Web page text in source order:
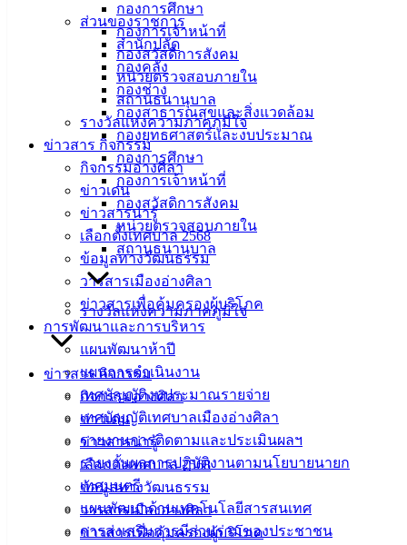
กองการศึกษา
กองการเจ้าหน้าที่
กองสวัสดิการสังคม
หน่วยตรวจสอบภายใน
สถานธนานุบาล
รางวัลแห่งความภาคภูมิใจ
ข่าวสาร กิจกรรม
กิจกรรมอ่างศิลา
ข่าวเด่น
ข่าวสารน่ารู้
เลือกตั้งเทศบาล 2568
ข้อมูลทางวัฒนธรรม
วารสารเมืองอ่างศิลา
ข่าวสารเพื่อคุ้มครองผู้บริโภค
การพัฒนาและการบริหาร
แผนพัฒนาห้าปี
แผนการดำเนินงาน
เทศบัญญัติงบประมาณรายจ่าย
เทศบัญญัติเทศบาลเมืองอ่างศิลา
รายงานการติดตามและประเมินผลฯ
รายงานผลการปฏิบัติงานตามนโยบายนายก
เทศมนตรี
แผนพัฒนาด้านเทคโนโลยีสารสนเทศ
การส่งเสริมการมีส่วนร่วมของประชาชน
ส่วนของราชการ
สำนักปลัด
กองคลัง
กองช่าง
กองสาธารณสุขและสิ่งแวดล้อม
กองยุทธศาสตร์และงบประมาณ
กองการศึกษา
กองการเจ้าหน้าที่
กองสวัสดิการสังคม
หน่วยตรวจสอบภายใน
สถานธนานุบาล
รางวัลแห่งความภาคภูมิใจ
ข่าวสาร กิจกรรม
กิจกรรมอ่างศิลา
ข่าวเด่น
ข่าวสารน่ารู้
เลือกตั้งเทศบาล 2568
ข้อมูลทางวัฒนธรรม
วารสารเมืองอ่างศิลา
ข่าวสารเพื่อคุ้มครองผู้บริโภค
ประกาศผู้ชนะ-จ้างซัก-อบ-ผ้าคลุมโต๊ะดาวน์โหลด
เทศบาล
เมืองอ่าง
สำนักงาน
เทศบาลเมือง
อ่างศิลา 90/338